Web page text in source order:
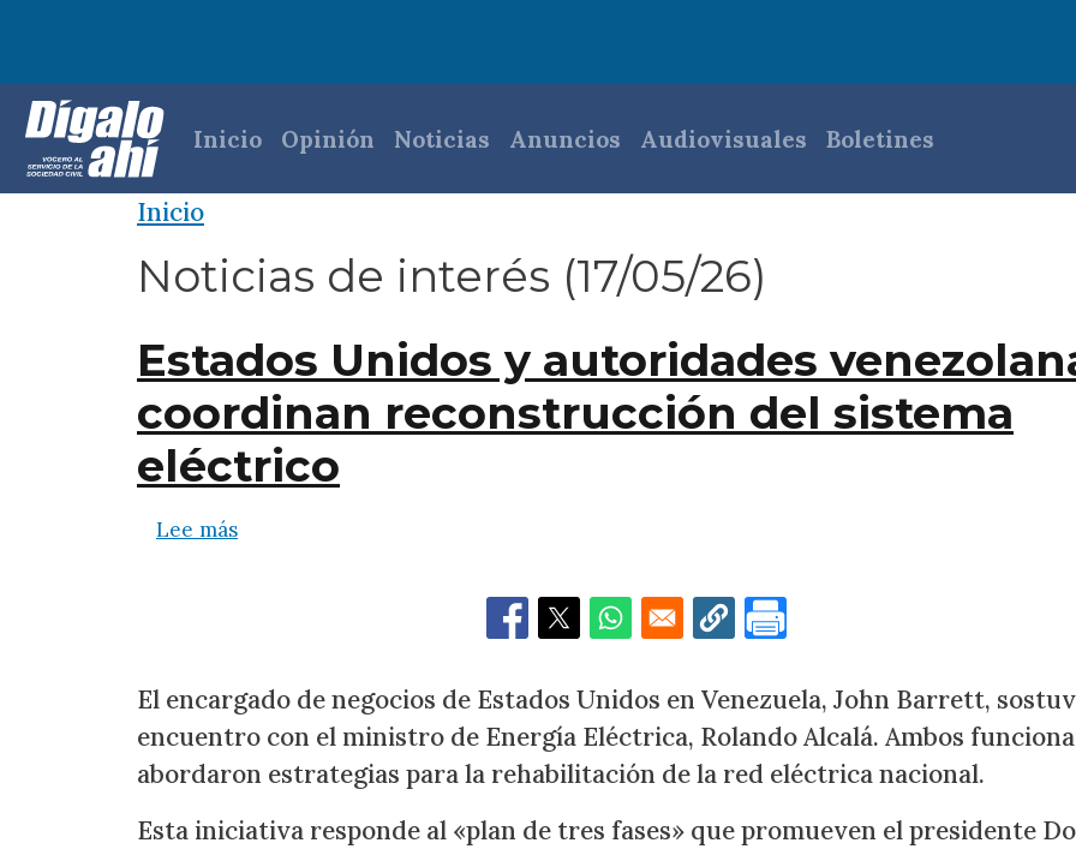
Navegación principal
Inicio Opinión Noticias Anuncios Audiovisuales Boletines
Inicio
Noticias de interés (17/05/26)
Estados Unidos y autoridades
coordinan reconstrucción del sistema
eléctrico
Lee mássobre Estados Unidos y autoridades venezolanas coordinan reconstrucción del
El encargado de negocios de Estados Unidos en Venezuela, John Barrett,
encuentro con el ministro de Energía Eléctrica, Rolando Alcalá. Ambos
abordaron estrategias para la rehabilitación de la red eléctrica nacional.
Esta iniciativa responde al «plan de tres fases» que promueven el presidente